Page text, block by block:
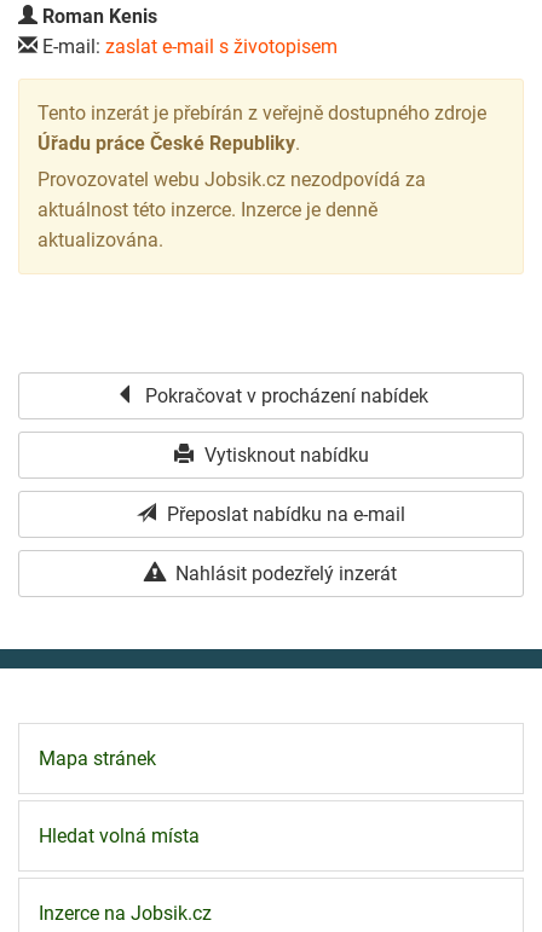
Roman Kenis
E-mail: zaslat e-mail s životopisem
Tento inzerát je přebírán z veřejně dostupného zdroje
Úřadu práce České Republiky.
Provozovatel webu Jobsik.cz nezodpovídá za
aktuálnost této inzerce. Inzerce je denně
aktualizována.
Pokračovat v procházení nabídek
Vytisknout nabídku
Přeposlat nabídku na e-mail
Nahlásit podezřelý inzerát
Mapa stránek
Hledat volná místa
Inzerce na Jobsik.cz